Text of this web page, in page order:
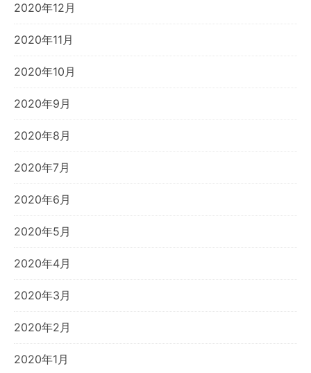
2020年12月
2020年11月
2020年10月
2020年9月
2020年8月
2020年7月
2020年6月
2020年5月
2020年4月
2020年3月
2020年2月
2020年1月